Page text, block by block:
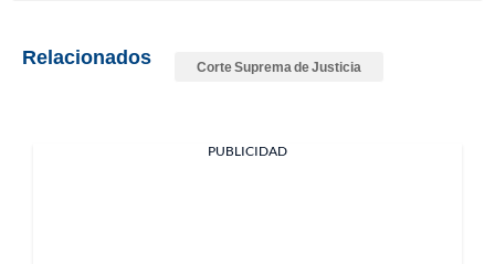
Relacionados Corte Suprema de Justicia
PUBLICIDAD